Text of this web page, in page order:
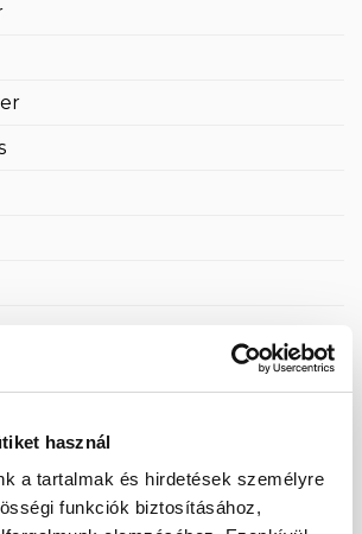
használ
a tartalmak és hirdetések személyre
funkciók biztosításához,